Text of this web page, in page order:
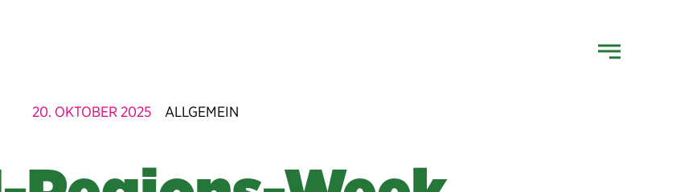
20. OKTOBER 2025 ALLGEMEIN